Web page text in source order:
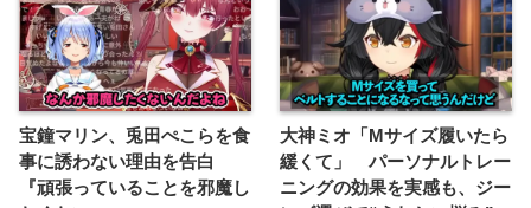
宝鐘マリン、兎田ぺこらを食
事に誘わない理由を告白
『頑張っていることを邪魔し
大神ミオ「Mサイズ履いたら
緩くて」 パーソナルトレー
ニングの効果を実感も、ジー